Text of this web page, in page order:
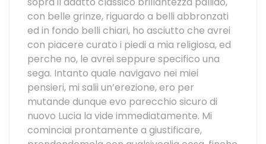
con belle grinze, riguardo a belli abbronzati
ed in fondo belli chiari, ho asciutto che avrei
con piacere curato i piedi a mia religiosa, ed
perche no, le avrei seppure specifico una
sega. Intanto quale navigavo nei miei
pensieri, mi salii un’erezione, ero per
mutande dunque evo parecchio sicuro di
nuovo Lucia la vide immediatamente. Mi
cominciai prontamente a giustificare,